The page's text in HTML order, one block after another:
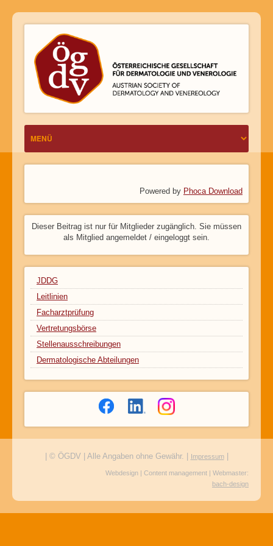
Powered by Phoca Download
Dieser Beitrag ist nur für Mitglieder zugänglich. Sie müssen
als Mitglied angemeldet / eingeloggt sein.
JDDG
Leitlinien
Facharztprüfung
Vertretungsbörse
Stellenausschreibungen
Dermatologische Abteilungen
| © ÖGDV | Alle Angaben ohne Gewähr. | Impressum|
Webdesign | Content management | Webmaster:
bach-design